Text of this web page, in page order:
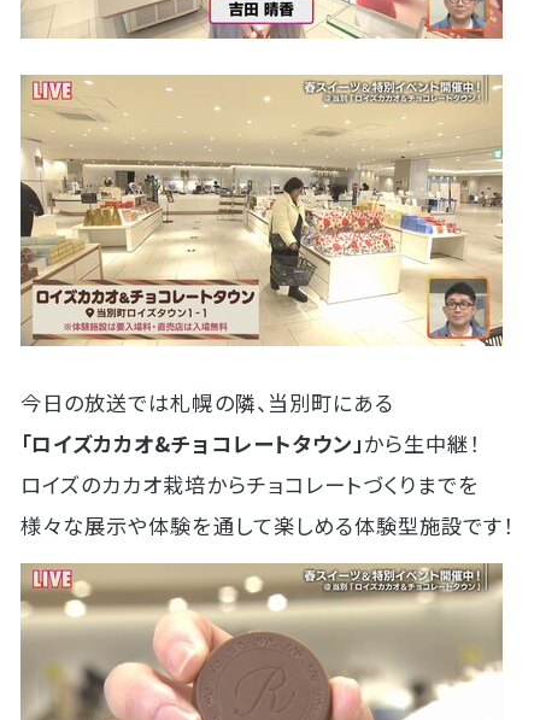
今日の放送では札幌の隣、当別町にある
「ロイズカカオ&チョコレートタウン」から生中継！
ロイズのカカオ栽培からチョコレートづくりまでを
様々な展示や体験を通して楽しめる体験型施設です！